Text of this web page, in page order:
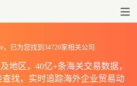
，已为您找到34720家相关公司
地区，40亿+条海关交易数据，
找，实时追踪海外企业贸易动